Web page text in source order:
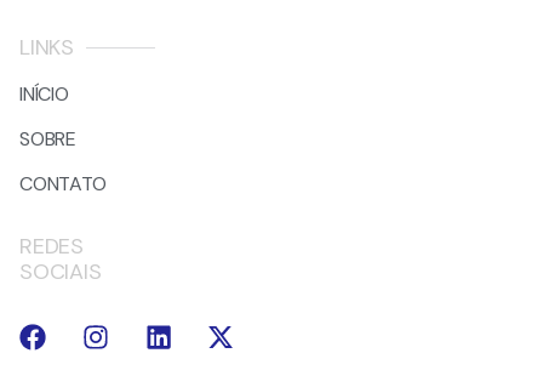
LINKS
INÍCIO
SOBRE
CONTATO
REDES
SOCIAIS